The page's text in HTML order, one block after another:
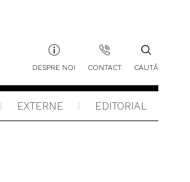
DESPRE NOI CONTACT CAUTĂ
EXTERNE EDITORIAL